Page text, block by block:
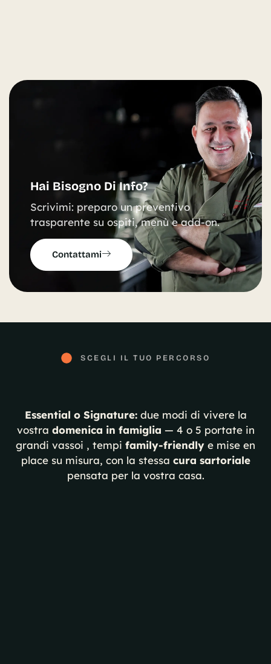
Hai Bisogno Di Info?
Scrivimi: preparo un preventivo
trasparente su ospiti, menù e add-on.
Contattami
SCEGLI IL TUO PERCORSO
Essential o Signature:due modi di vivere la
vostra domenica in famiglia — 4 o 5 portate in
grandi vassoi , tempi family-friendly e mise en
place su misura, con la stessa cura sartoriale
pensata per la vostra casa.